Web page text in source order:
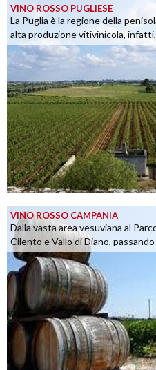
VINO ROSSO PUGLIESE
La Puglia è la regione della
alta produzione vitivinicola, infatti,
VINO ROSSO CAMPANIA
Dalla vasta area vesuviana al
Cilento e Vallo di Diano, passando